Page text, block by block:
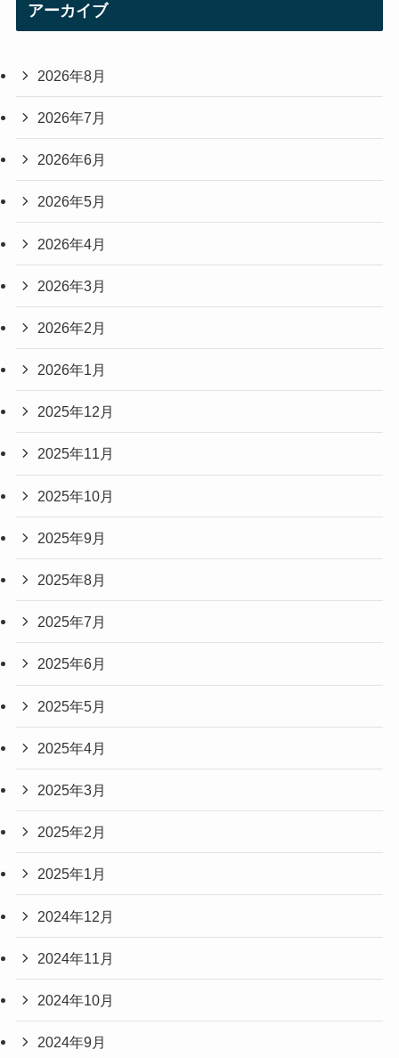
アーカイブ
2026年8月
2026年7月
2026年6月
2026年5月
2026年4月
2026年3月
2026年2月
2026年1月
2025年12月
2025年11月
2025年10月
2025年9月
2025年8月
2025年7月
2025年6月
2025年5月
2025年4月
2025年3月
2025年2月
2025年1月
2024年12月
2024年11月
2024年10月
2024年9月